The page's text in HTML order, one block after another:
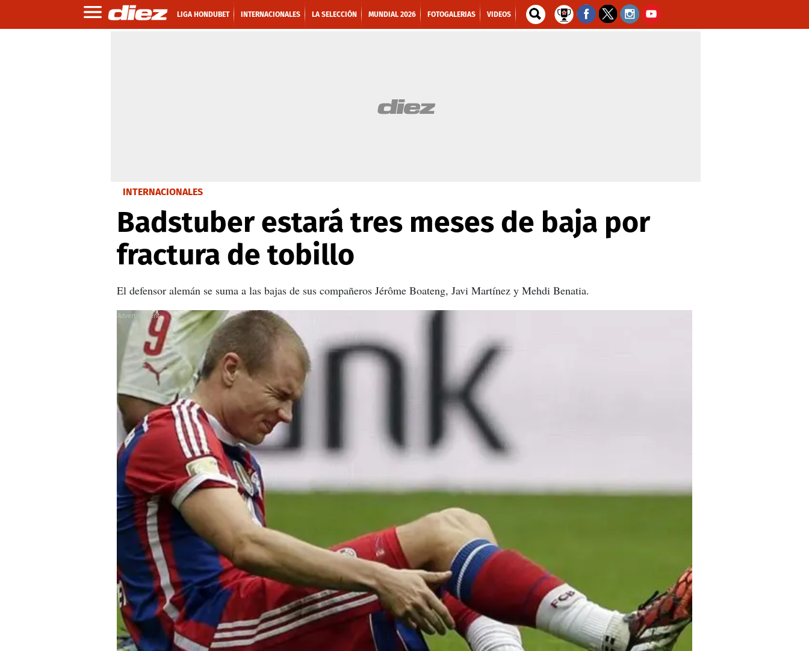
LIGA HONDUBET INTERNACIONALES LA SELECCIÓN MUNDIAL 2026 FOTOGALERIAS VIDEOS
INTERNACIONALES
Badstuber estará tres meses de baja por
fractura de tobillo
El defensor alemán se suma a las bajas de sus compañeros Jérôme Boateng, Javi Martínez y Mehdi Benatia.
X